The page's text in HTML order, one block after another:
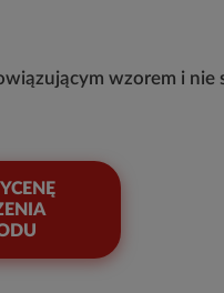
wzorem i